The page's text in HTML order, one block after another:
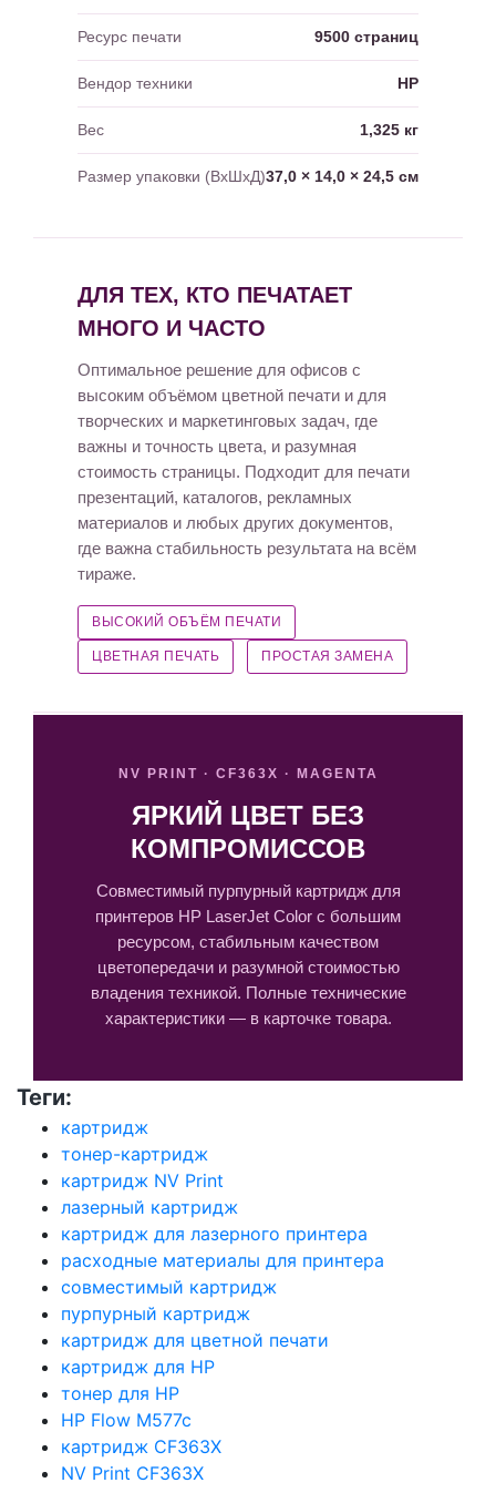
Ресурс печати 9500 страниц
Вендор техники HP
Вес 1,325 кг
Размер упаковки (ВхШхД)37,0 × 14,0 × 24,5 см
ДЛЯ ТЕХ, КТО ПЕЧАТАЕТ
МНОГО И ЧАСТО
Оптимальное решение для офисов с
высоким объёмом цветной печати и для
творческих и маркетинговых задач, где
важны и точность цвета, и разумная
стоимость страницы. Подходит для печати
презентаций, каталогов, рекламных
материалов и любых других документов,
где важна стабильность результата на всём
тираже.
ВЫСОКИЙ ОБЪЁМ ПЕЧАТИ
ЦВЕТНАЯ ПЕЧАТЬ ПРОСТАЯ ЗАМЕНА
NV PRINT · CF363X · MAGENTA
ЯРКИЙ ЦВЕТ БЕЗ
КОМПРОМИССОВ
Совместимый пурпурный картридж для
принтеров HP LaserJet Color с большим
ресурсом, стабильным качеством
цветопередачи и разумной стоимостью
владения техникой. Полные технические
характеристики — в карточке товара.
Теги:
картридж
тонер-картридж
картридж NV Print
лазерный картридж
картридж для лазерного принтера
расходные материалы для принтера
совместимый картридж
пурпурный картридж
картридж для цветной печати
картридж для HP
тонер для HP
HP Flow M577c
картридж CF363X
NV Print CF363X